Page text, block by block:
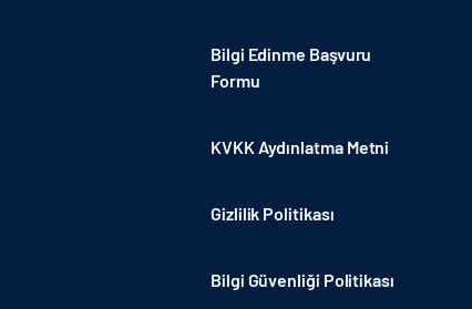
Bilgi Edinme Başvuru
Formu
KVKK Aydınlatma Metni
Gizlilik Politikası
Bilgi Güvenliği Politikası